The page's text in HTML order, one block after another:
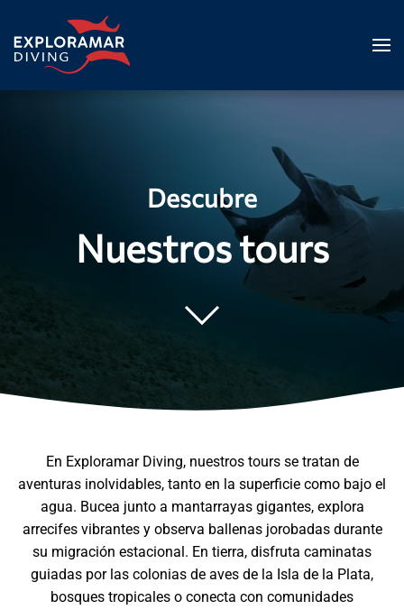
Skip to main content
Descubre
Nuestros tours
En Exploramar Diving, nuestros tours se tratan de
aventuras inolvidables, tanto en la superficie como bajo el
agua. Bucea junto a mantarrayas gigantes, explora
arrecifes vibrantes y observa ballenas jorobadas durante
su migración estacional. En tierra, disfruta caminatas
guiadas por las colonias de aves de la Isla de la Plata,
bosques tropicales o conecta con comunidades